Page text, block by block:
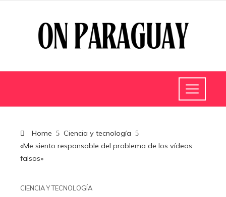
Home
Ciencia y tecnología
«Me siento responsable del problema de los vídeos
falsos»
CIENCIA Y TECNOLOGÍA